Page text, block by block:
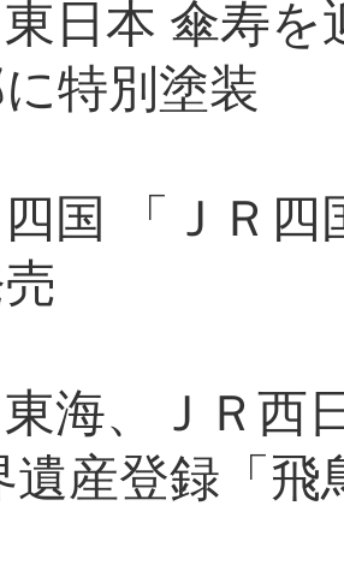
日本 傘寿
特別塗装
国 「ＪＲ
海、ＪＲ西
遺産登録「